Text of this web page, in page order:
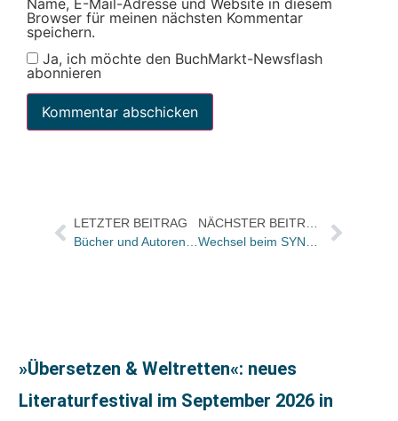
Browser für meinen nächsten Kommentar
speichern.
Ja, ich möchte den BuchMarkt-Newsflash
abonnieren
LETZTER BEITRAG
»Übersetzen & Weltretten«: neues
Literaturfestival im September 2026 in